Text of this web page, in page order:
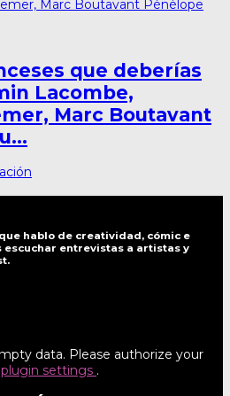
que deberías
Lacombe,
Marc Boutavant
hablo de creatividad, cómic e
escuchar entrevistas a artistas y
data. Please authorize your
plugin settings .